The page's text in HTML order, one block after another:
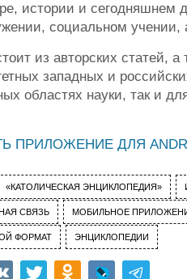
истории и сегодняшнем
социальном учении,
из авторских статей,
западных и
областях науки, так и
ПРИЛОЖЕНИЕ ДЛЯ
«КАТОЛИЧЕСКАЯ ЭНЦИКЛОПЕДИЯ»
СВЯЗЬ МОБИЛЬНОЕ
ФОРМАТ ЭНЦИКЛОПЕДИИ